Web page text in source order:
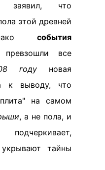
заявил, что
этой древней
события
превзошли все
году новая
к выводу, что
на самом
, а не пола, и
укрывают тайны